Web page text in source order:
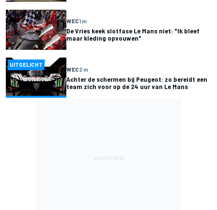
WEC1 m
De Vries keek slotfase Le Mans niet: "Ik bleef
maar kleding opvouwen"
UITGELICHT
WEC2 m
Achter de schermen bij Peugeot: zo bereidt een
team zich voor op de 24 uur van Le Mans